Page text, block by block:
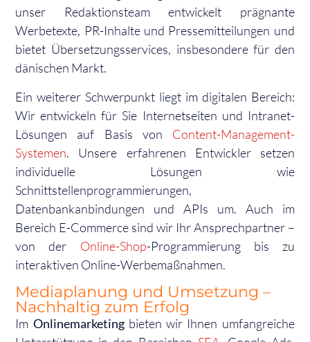
unser Redaktionsteam entwickelt prägnante
Werbetexte, PR-Inhalte und Pressemitteilungen und
bietet Übersetzungsservices, insbesondere für den
dänischen Markt.
Ein weiterer Schwerpunkt liegt im digitalen Bereich:
Wir entwickeln für Sie Internetseiten und Intranet-
Lösungen auf Basis von Content-Management-
Systemen. Unsere erfahrenen Entwickler setzen
individuelle Lösungen wie
Schnittstellenprogrammierungen,
Datenbankanbindungen und APIs um. Auch im
Bereich E-Commerce sind wir Ihr Ansprechpartner –
von der Online-Shop-Programmierung bis zu
interaktiven Online-Werbemaßnahmen.
Mediaplanung und Umsetzung –
Nachhaltig zum Erfolg
Im Onlinemarketing bieten wir Ihnen umfangreiche